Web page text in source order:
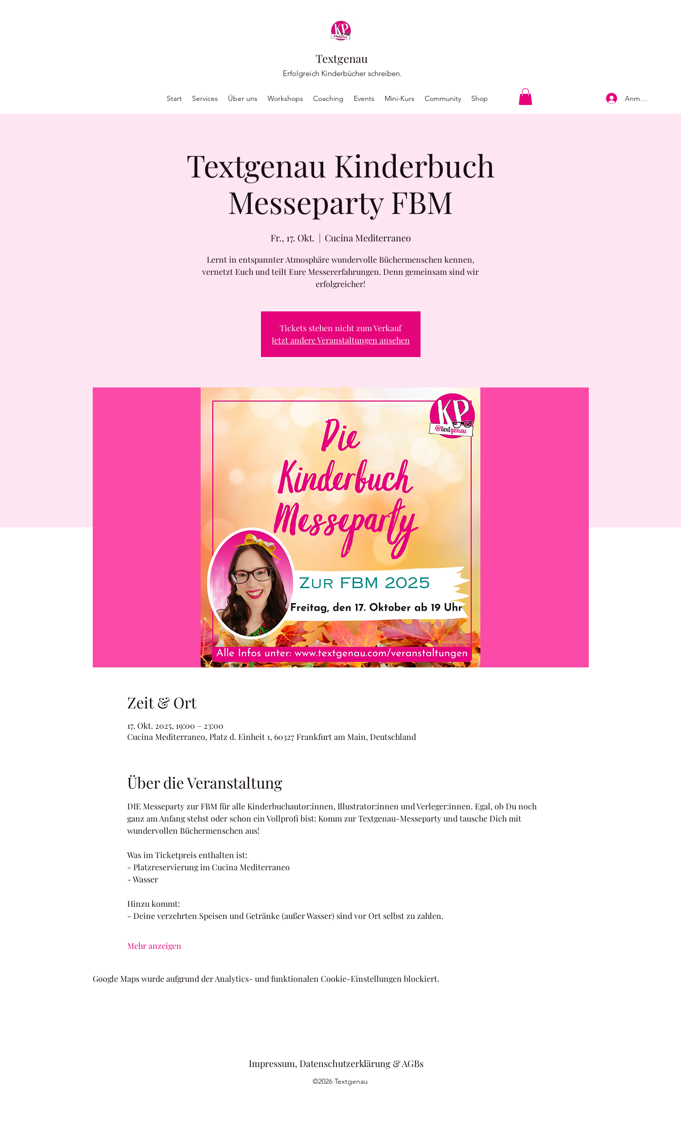
Textgenau
Erfolgreich Kinderbücher schreiben.
Start Services Über uns Workshops Coaching Events Mini-Kurs Community Shop Anmelden
Textgenau Kinderbuch
Messeparty FBM
Fr., 17. Okt. Cucina Mediterraneo
Lernt in entspannter Atmosphäre wundervolle Büchermenschen kennen,
vernetzt Euch und teilt Eure Messererfahrungen. Denn gemeinsam sind wir
erfolgreicher!
Tickets stehen nicht zum Verkauf
Jetzt andere Veranstaltungen ansehen
Zeit & Ort
17. Okt. 2025, 19:00 – 23:00
Cucina Mediterraneo, Platz d. Einheit 1, 60327 Frankfurt am Main, Deutschland
Über die Veranstaltung
DIE Messeparty zur FBM für alle Kinderbuchautor:innen, Illustrator:innen und Verleger:innen. Egal, ob Du noch
ganz am Anfang stehst oder schon ein Vollprofi bist: Komm zur Textgenau-Messeparty und tausche Dich mit
wundervollen Büchermenschen aus!
Was im Ticketpreis enthalten ist:
- Platzreservierung im Cucina Mediterraneo
- Wasser
Hinzu kommt:
- Deine verzehrten Speisen und Getränke (außer Wasser) sind vor Ort selbst zu zahlen.
Mehr anzeigen
Google Maps wurde aufgrund der Analytics- und funktionalen Cookie-Einstellungen blockiert.
Impressum, Datenschutzerklärung & AGBs
©2026 Textgenau